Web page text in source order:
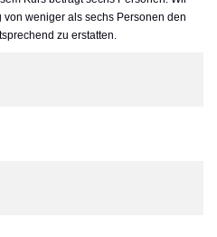
weniger als sechs Personen den
zu erstatten.